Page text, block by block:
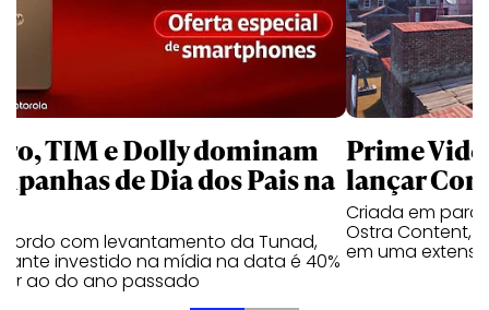
TIM e Dolly dominam
de Dia dos Pais na
com levantamento da Tunad,
investido na mídia na data é 40%
ao do ano passado
Prime
lançar
Criada em
Ostra Content,
em uma